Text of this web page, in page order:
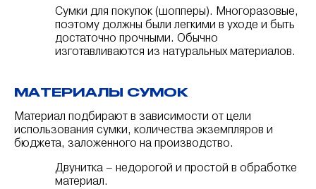
Сумки для покупок (шопперы). Многоразовые,
поэтому должны были легкими в уходе и быть
достаточно прочными. Обычно
изготавливаются из натуральных материалов.
МАТЕРИАЛЫ СУМОК
Материал подбирают в зависимости от цели
использования сумки, количества экземпляров и
бюджета, заложенного на производство.
Двунитка – недорогой и простой в обработке
материал.